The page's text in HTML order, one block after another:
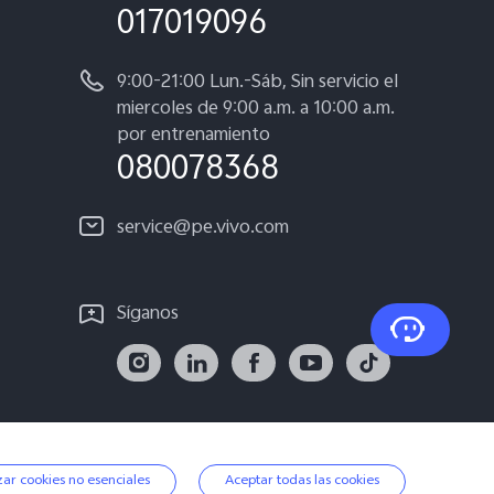
017019096
9:00-21:00 Lun.-Sáb, Sin servicio el
miercoles de 9:00 a.m. a 10:00 a.m.
por entrenamiento
080078368
service@pe.vivo.com
Síganos
|
Perú | Seleccione país/región
cookies no esenciales Aceptar todas las cookies